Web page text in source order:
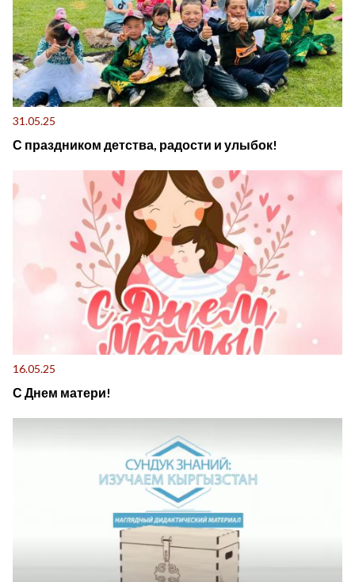
31.05.25
С праздником детства, радости и улыбок!
16.05.25
С Днем матери!